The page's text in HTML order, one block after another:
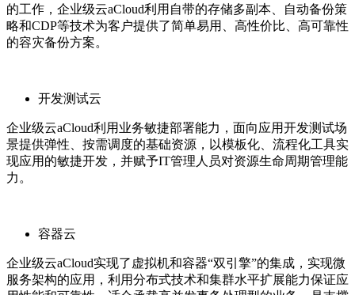
的工作，企业级云aCloud利用自带的存储多副本、自动备份策
略和CDP等技术为客户提供了简单易用、高性价比、高可靠性
的容灾备份方案。
开发测试云
企业级云aCloud利用业务敏捷部署能力，面向应用开发测试场
景提供弹性、按需调度的基础资源，以模板化、流程化工具实
现应用的敏捷开发，并赋予IT管理人员对资源生命周期管理能
力。
容器云
企业级云aCloud实现了虚拟机和容器“双引擎”的集成，实现微
服务架构的应用，利用分布式技术和集群水平扩展能力保证应